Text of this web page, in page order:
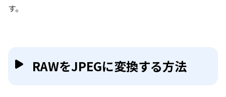
す。
RAWをJPEGに変換する方法